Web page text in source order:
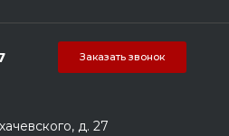
Заказать звонок
д. 27